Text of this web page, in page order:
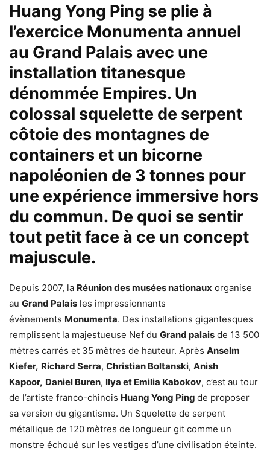
Huang Yong Ping se plie à
l’exercice Monumenta annuel
au Grand Palais avec une
installation titanesque
dénommée Empires. Un
colossal squelette de serpent
côtoie des montagnes de
containers et un bicorne
napoléonien de 3 tonnes pour
une expérience immersive hors
du commun. De quoi se sentir
tout petit face à ce un concept
majuscule.
Depuis 2007, la Réunion des musées nationaux organise
au Grand Palais les impressionnants
évènements Monumenta. Des installations gigantesques
remplissent la majestueuse Nef du Grand palais de 13 500
mètres carrés et 35 mètres de hauteur. Après Anselm
Kiefer, Richard Serra, Christian Boltanski, Anish
Kapoor, Daniel Buren, Ilya et Emilia Kabokov, c’est au tour
de l’artiste franco-chinois Huang Yong Ping de proposer
sa version du gigantisme. Un Squelette de serpent
métallique de 120 mètres de longueur git comme un
monstre échoué sur les vestiges d’une civilisation éteinte.